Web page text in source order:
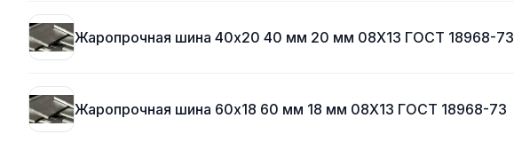
Жаропрочная шина 40х20 40 мм 20 мм 08Х13 ГОСТ 18968-73
Жаропрочная шина 60х18 60 мм 18 мм 08Х13 ГОСТ 18968-73